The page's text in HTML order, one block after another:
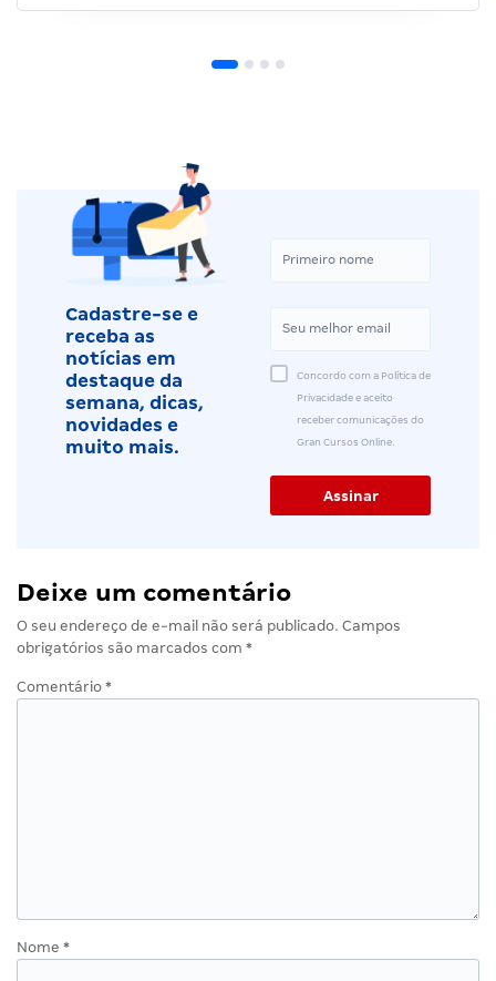
Cadastre-se e
receba as
notícias em
destaque da
semana, dicas,
novidades e
muito mais.
Concordo com a Política de
Privacidade e aceito
receber comunicações do
Gran Cursos Online.
Deixe um comentário
O seu endereço de e-mail não será publicado. Campos
obrigatórios são marcados com *
Comentário *
Nome *